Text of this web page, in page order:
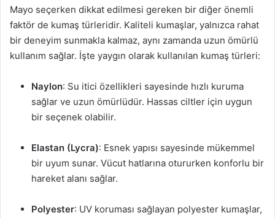
Mayo seçerken dikkat edilmesi gereken bir diğer önemli
faktör de kumaş türleridir. Kaliteli kumaşlar, yalnızca rahat
bir deneyim sunmakla kalmaz, aynı zamanda uzun ömürlü
kullanım sağlar. İşte yaygın olarak kullanılan kumaş türleri:
Naylon: Su itici özellikleri sayesinde hızlı kuruma
sağlar ve uzun ömürlüdür. Hassas ciltler için uygun
bir seçenek olabilir.
Elastan (Lycra): Esnek yapısı sayesinde mükemmel
bir uyum sunar. Vücut hatlarına otururken konforlu bir
hareket alanı sağlar.
Polyester: UV koruması sağlayan polyester kumaşlar,